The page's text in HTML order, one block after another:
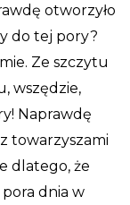
otworzyło
do tej pory?
Ze szczytu
wszędzie,
Naprawdę
towarzyszami
dlatego, że
dnia w